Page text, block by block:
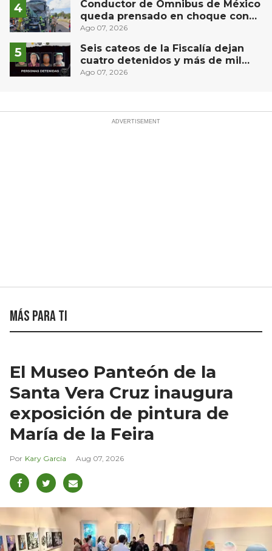
Conductor de Ómnibus de México
queda prensado en choque con
materialista en San Juan del Río
Ago 07, 2026
Seis cateos de la Fiscalía dejan
cuatro detenidos y más de mil
dosis aseguradas en Querétaro
Ago 07, 2026
Más para ti
El Museo Panteón de la
Santa Vera Cruz inaugura
exposición de pintura de
María de la Feira
Kary García Aug 07, 2026